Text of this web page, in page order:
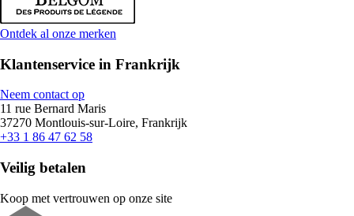
Ontdek al onze merken
Klantenservice in Frankrijk
Neem contact op
11 rue Bernard Maris
37270 Montlouis-sur-Loire, Frankrijk
+33 1 86 47 62 58
Veilig betalen
Koop met vertrouwen op onze site